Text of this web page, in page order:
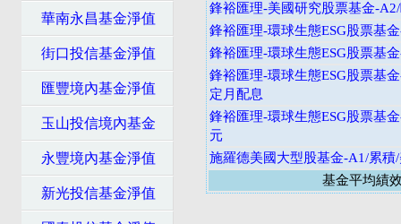
華南永昌基金淨值
街口投信基金淨值
匯豐境內基金淨值
玉山投信境內基金
永豐境內基金淨值
新光投信基金淨值
鋒裕匯理-美國研究股票基金-
鋒裕匯理-環球生態ESG股票基
鋒裕匯理-環球生態ESG股票基
鋒裕匯理-環球生態ESG股票基
定月配息
鋒裕匯理-環球生態ESG股票基
元
施羅德美國大型股基金-A1/累積
基金平均績